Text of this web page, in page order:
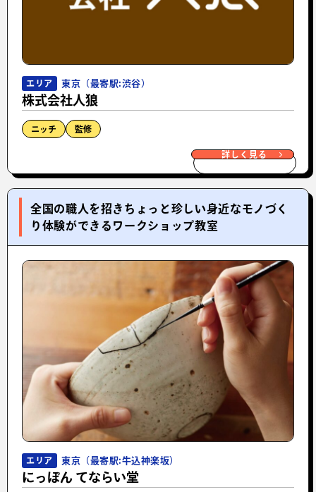
エリア 東京（最寄駅:渋谷）
株式会社人狼
ニッチ 監修
詳しく見る
全国の職人を招きちょっと珍しい身近なモノづく
り体験ができるワークショップ教室
エリア 東京（最寄駅:牛込神楽坂）
にっぽん てならい堂